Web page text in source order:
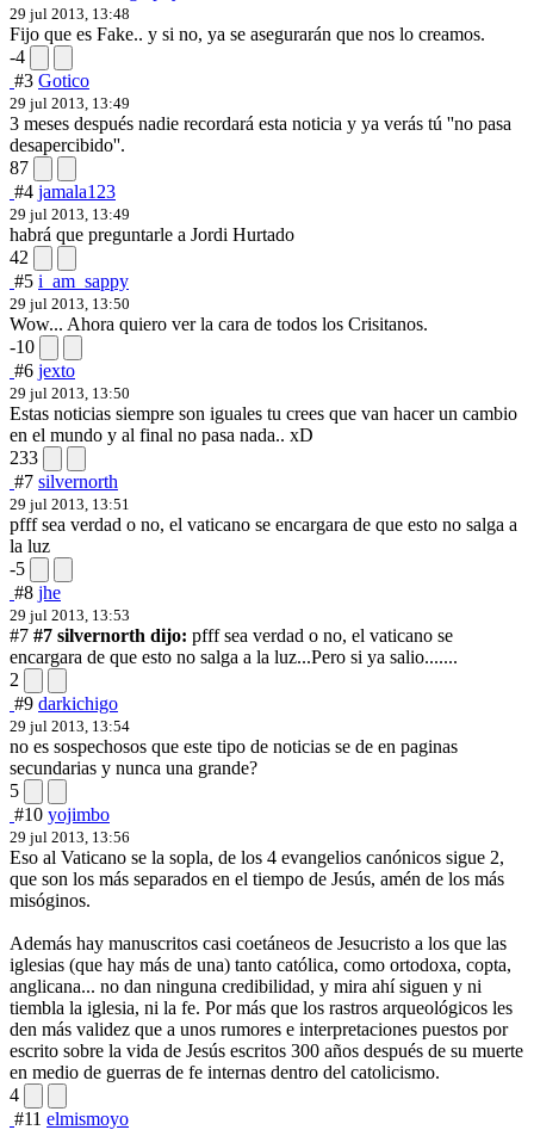
29 jul 2013, 13:48
Fijo que es Fake.. y si no, ya se asegurarán que nos lo creamos.
-4
#3 Gotico
29 jul 2013, 13:49
3 meses después nadie recordará esta noticia y ya verás tú ''no pasa
desapercibido''.
87
#4 jamala123
29 jul 2013, 13:49
habrá que preguntarle a Jordi Hurtado
42
#5 i_am_sappy
29 jul 2013, 13:50
Wow... Ahora quiero ver la cara de todos los Crisitanos.
-10
#6 jexto
29 jul 2013, 13:50
Estas noticias siempre son iguales tu crees que van hacer un cambio
en el mundo y al final no pasa nada.. xD
233
#7 silvernorth
29 jul 2013, 13:51
pfff sea verdad o no, el vaticano se encargara de que esto no salga a
la luz
-5
#8 jhe
29 jul 2013, 13:53
#7 #7 silvernorth dijo: pfff sea verdad o no, el vaticano se
encargara de que esto no salga a la luz...Pero si ya salio.......
2
#9 darkichigo
29 jul 2013, 13:54
no es sospechosos que este tipo de noticias se de en paginas
secundarias y nunca una grande?
5
#10 yojimbo
29 jul 2013, 13:56
Eso al Vaticano se la sopla, de los 4 evangelios canónicos sigue 2,
que son los más separados en el tiempo de Jesús, amén de los más
misóginos.
Además hay manuscritos casi coetáneos de Jesucristo a los que las
iglesias (que hay más de una) tanto católica, como ortodoxa, copta,
anglicana... no dan ninguna credibilidad, y mira ahí siguen y ni
tiembla la iglesia, ni la fe. Por más que los rastros arqueológicos les
den más validez que a unos rumores e interpretaciones puestos por
escrito sobre la vida de Jesús escritos 300 años después de su muerte
en medio de guerras de fe internas dentro del catolicismo.
4
#11 elmismoyo